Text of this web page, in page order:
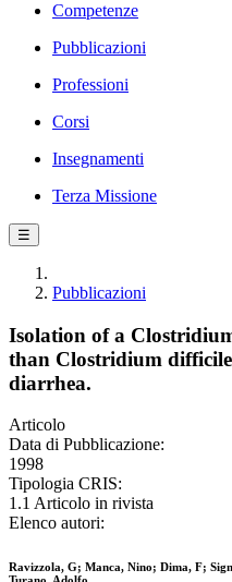
Competenze
Pubblicazioni
Professioni
Corsi
Insegnamenti
Terza Missione
☰
Pubblicazioni
Isolation of a
than Clostridium
diarrhea.
Articolo
Data di Pubblicazione:
1998
Tipologia CRIS:
1.1 Articolo in rivista
Elenco autori:
Ravizzola, G; Manca, Nino; Dima, F;